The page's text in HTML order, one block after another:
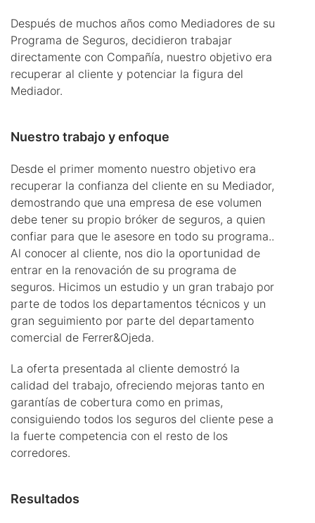
Después de muchos años como Mediadores de su
Programa de Seguros, decidieron trabajar
directamente con Compañía, nuestro objetivo era
recuperar al cliente y potenciar la figura del
Mediador.
Nuestro trabajo y enfoque
Desde el primer momento nuestro objetivo era
recuperar la confianza del cliente en su Mediador,
demostrando que una empresa de ese volumen
debe tener su propio bróker de seguros, a quien
confiar para que le asesore en todo su programa..
Al conocer al cliente, nos dio la oportunidad de
entrar en la renovación de su programa de
seguros. Hicimos un estudio y un gran trabajo por
parte de todos los departamentos técnicos y un
gran seguimiento por parte del departamento
comercial de Ferrer&Ojeda.
La oferta presentada al cliente demostró la
calidad del trabajo, ofreciendo mejoras tanto en
garantías de cobertura como en primas,
consiguiendo todos los seguros del cliente pese a
la fuerte competencia con el resto de los
corredores.
Resultados